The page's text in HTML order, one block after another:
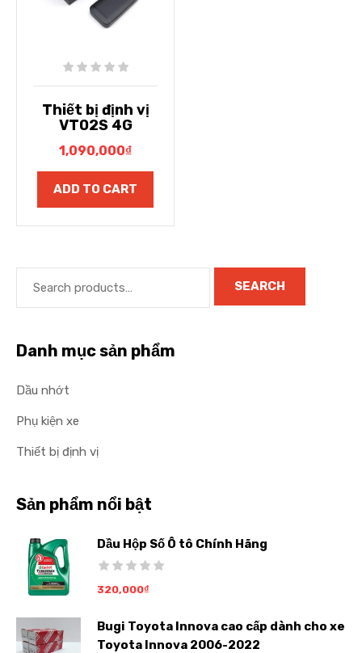
Thiết bị định vị
VT02S 4G
1,090,000₫
ADD TO CART
SEARCH
Danh mục sản phẩm
Dầu nhớt
Phụ kiện xe
Thiết bị định vị
Sản phẩm nổi bật
Dầu Hộp Số Ô tô Chính Hãng
320,000₫
Bugi Toyota Innova cao cấp dành cho xe
Toyota Innova 2006-2022